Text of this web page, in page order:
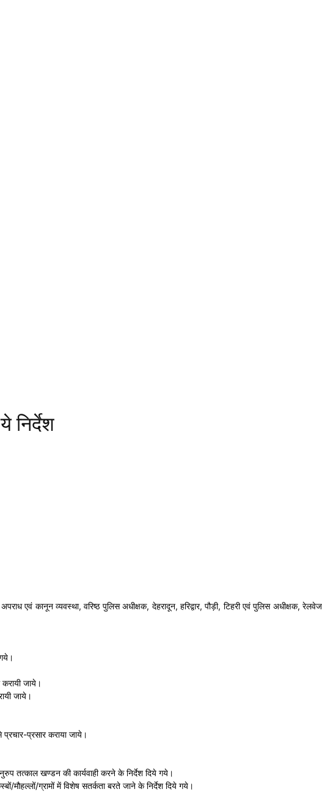
निर्देश
एवं कानून व्यवस्था, वरिष्ठ पुलिस अधीक्षक, देहरादून, हरिद्वार, पौड़ी, टिहरी एवं पुलिस अधीक्षक, रेलवेज
जाये।
जाये।
प्रसार कराया जाये।
तत्काल खण्डन की कार्यवाही करने के निर्देश दिये गये।
मौहल्लों/ग्रामों में विशेष सतर्कता बरते जाने के निर्देश दिये गये।